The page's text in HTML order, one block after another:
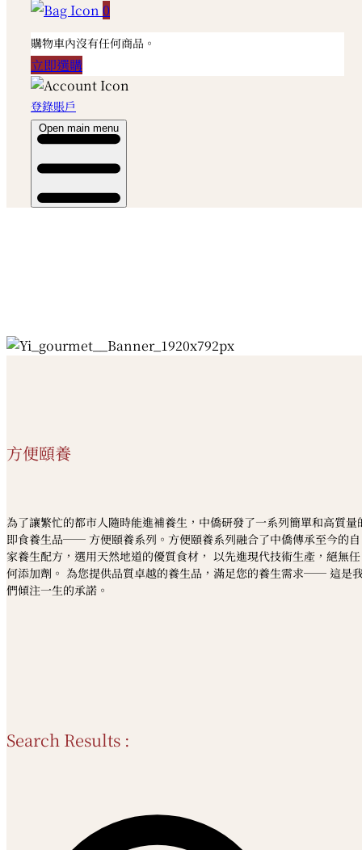
0
購物車內沒有任何商品。
立即選購
登錄賬戶
Open main menu
方便頤養
為了讓繁忙的都市人隨時能進補養生，中僑研發了一系列簡單和高質量
即食養生品── 方便頤養系列。方便頤養系列融合了中僑傳承至今的自
家養生配方，選用天然地道的優質食材， 以先進現代技術生產，絕無任
何添加劑。 為您提供品質卓越的養生品，滿足您的養生需求── 這是
們傾注一生的承諾。
Search Results :